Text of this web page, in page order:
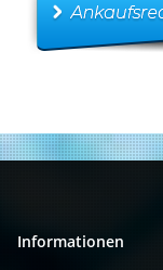
Informationen